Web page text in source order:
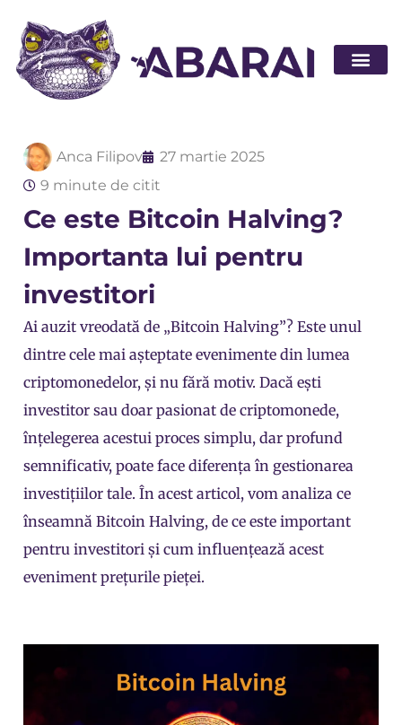
Anca Filipov
27 martie 2025
9 minute de citit
Ce este Bitcoin Halving?
Importanta lui pentru
investitori
Ai auzit vreodată de „Bitcoin Halving”? Este unul
dintre cele mai așteptate evenimente din lumea
criptomonedelor, și nu fără motiv. Dacă ești
investitor sau doar pasionat de criptomonede,
înțelegerea acestui proces simplu, dar profund
semnificativ, poate face diferența în gestionarea
investițiilor tale. În acest articol, vom analiza ce
înseamnă Bitcoin Halving, de ce este important
pentru investitori și cum influențează acest
eveniment prețurile pieței.